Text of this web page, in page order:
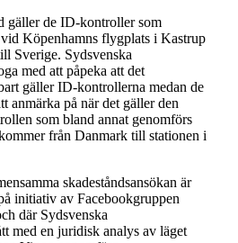
gäller de ID-kontroller som
Köpenhamns flygplats i Kastrup
Sverige. Sydsvenska
med att påpeka att det
gäller ID-kontrollerna medan de
anmärka på när det gäller den
som bland annat genomförs
från Danmark till stationen i
skadeståndsansökan är
initiativ av Facebookgruppen
där Sydsvenska
med en juridisk analys av läget